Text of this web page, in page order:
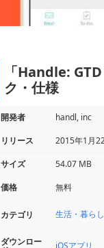
「Handle:
ク・仕様
開発者
handl, inc
リリース
2015年1月
サイズ
54.07 MB
価格
無料
カテゴリ 生活・暮ら
ダウンロー